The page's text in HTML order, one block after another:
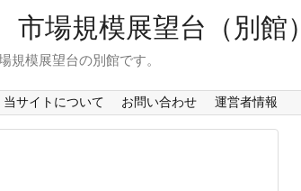
場規模展望台（別館）
規模展望台の別館です。
当サイトについて お問い合わせ 運営者情報